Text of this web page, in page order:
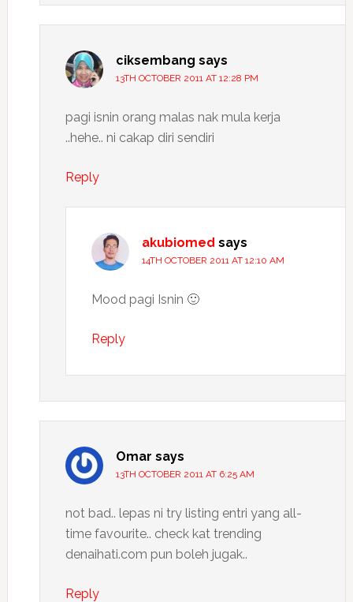
ciksembang says
13TH OCTOBER 2011 AT 12:28 PM
pagi isnin orang malas nak mula kerja
..hehe.. ni cakap diri sendiri
Reply
akubiomed says
14TH OCTOBER 2011 AT 12:10 AM
Mood pagi Isnin 🙂
Reply
Omar says
13TH OCTOBER 2011 AT 6:25 AM
not bad.. lepas ni try listing entri yang all-
time favourite.. check kat trending
denaihati.com pun boleh jugak..
Reply